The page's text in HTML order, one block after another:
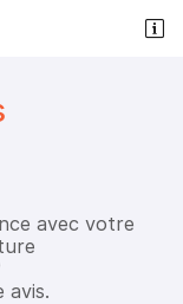

avec votre
avis.